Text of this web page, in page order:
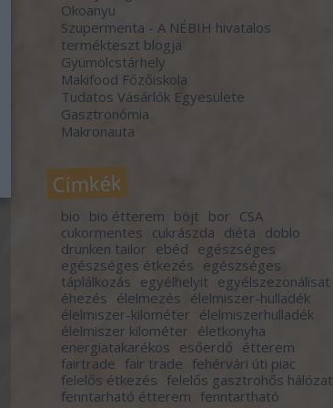
Ökoanyu
Szupermenta - A NÉBIH hivatalos
termékteszt blogja
Gyümölcstárhely
Makifood Főzőiskola
Tudatos Vásárlók Egyesülete
Gasztronómia
Makronauta
Címkék
bio bio étterem böjt bor CSA
cukormentes cukrászda diéta doblo
drunken tailor ebéd egészséges
egészséges étkezés egészséges
táplálkozás egyélhelyit egyélszezonálisat
éhezés élelmezés élelmiszer-hulladék
élelmiszer-kilométer élelmiszerhulladék
élelmiszer kilométer életkonyha
energiatakarékos esőerdő étterem
fairtrade fair trade fehérvári úti piac
felelős étkezés felelős gasztrohős hálózat
fenntarható étterem fenntartható